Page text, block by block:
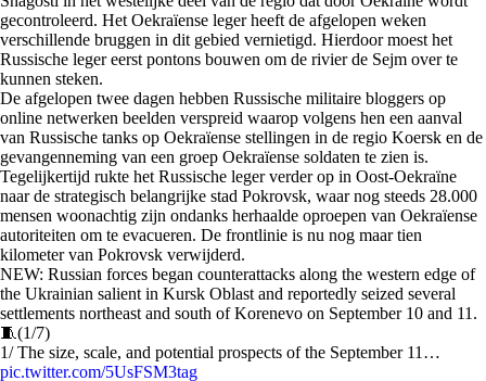
gecontroleerd. Het Oekraïense leger heeft de afgelopen weken
verschillende bruggen in dit gebied vernietigd. Hierdoor moest het
Russische leger eerst pontons bouwen om de rivier de Sejm over te
kunnen steken.
De afgelopen twee dagen hebben Russische militaire bloggers op
online netwerken beelden verspreid waarop volgens hen een aanval
van Russische tanks op Oekraïense stellingen in de regio Koersk en de
gevangenneming van een groep Oekraïense soldaten te zien is.
Tegelijkertijd rukte het Russische leger verder op in Oost-Oekraïne
naar de strategisch belangrijke stad Pokrovsk, waar nog steeds 28.000
mensen woonachtig zijn ondanks herhaalde oproepen van Oekraïense
autoriteiten om te evacueren. De frontlinie is nu nog maar tien
kilometer van Pokrovsk verwijderd.
NEW: Russian forces began counterattacks along the western edge of
the Ukrainian salient in Kursk Oblast and reportedly seized several
settlements northeast and south of Korenevo on September 10 and 11.
🧵(1/7)
1/ The size, scale, and potential prospects of the September 11…
pic.twitter.com/5UsFSM3tag